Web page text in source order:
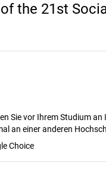
the 21st
Sie vor Ihrem Studium
an einer anderen
Choice